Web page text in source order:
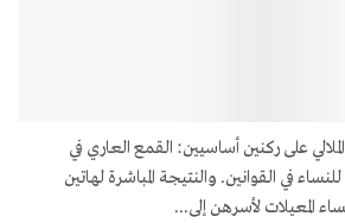
على ركنين أساسيين: القمع العاري في
في القوانين. والنتيجة المباشرة لهاتين
المعيلات لأسرهن إلى...